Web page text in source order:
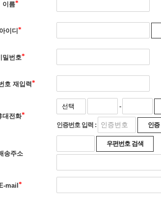
이름
아이디
밀번호
호 재입력
대전화
-
인증번호 입력 :
송주소
E-mail